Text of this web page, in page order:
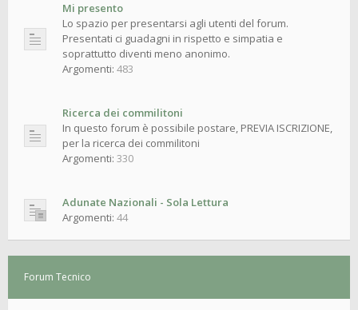
Mi presento
Lo spazio per presentarsi agli utenti del forum.
Presentati ci guadagni in rispetto e simpatia e
soprattutto diventi meno anonimo.
Argomenti: 483
Ricerca dei commilitoni
In questo forum è possibile postare, PREVIA ISCRIZIONE,
per la ricerca dei commilitoni
Argomenti: 330
Adunate Nazionali - Sola Lettura
Argomenti: 44
Forum Tecnico